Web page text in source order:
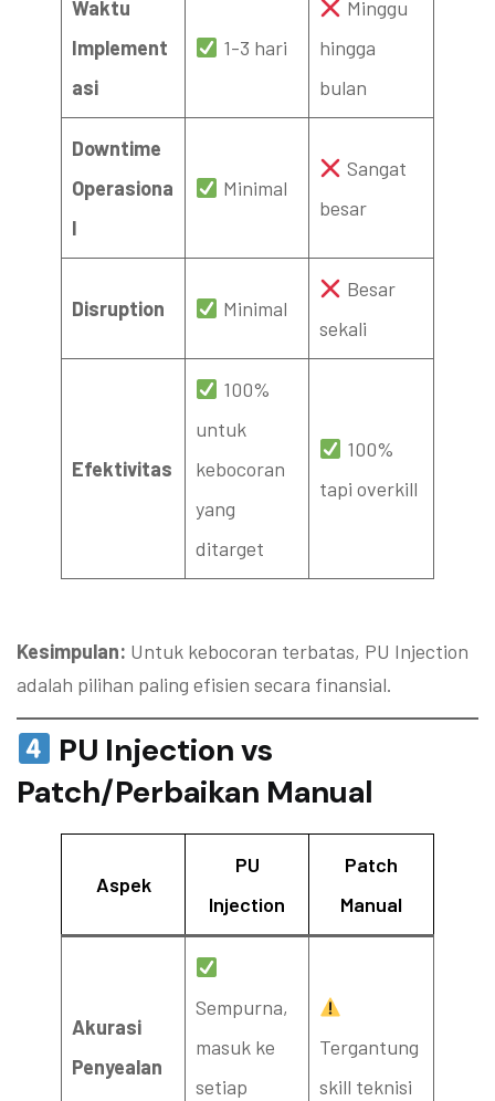
Waktu
Implement
asi
1-3 hari
Minggu
hingga
bulan
Downtime
Operasiona
l
Minimal
Sangat
besar
Disruption Minimal
Besar
sekali
Efektivitas
100%
untuk
kebocoran
yang
ditarget
100%
tapi overkill
Kesimpulan: Untuk kebocoran terbatas, PU Injection
adalah pilihan paling efisien secara finansial.
PU Injection vs
Patch/Perbaikan Manual
Aspek
PU
Injection
Patch
Manual
Akurasi
Penyealan
Sempurna,
masuk ke
setiap
Tergantung
skill teknisi